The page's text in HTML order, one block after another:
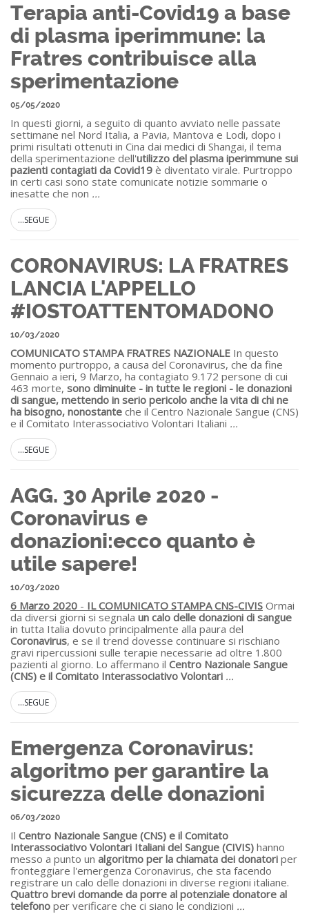
Terapia anti-Covid19 a base
di plasma iperimmune: la
Fratres contribuisce alla
sperimentazione
05/05/2020
In questi giorni, a seguito di quanto avviato nelle passate
settimane nel Nord Italia, a Pavia, Mantova e Lodi, dopo i
primi risultati ottenuti in Cina dai medici di Shangai, il tema
della sperimentazione dell'utilizzo del plasma iperimmune sui
pazienti contagiati da Covid19 è diventato virale. Purtroppo
in certi casi sono state comunicate notizie sommarie o
inesatte che non ...
...SEGUE
CORONAVIRUS: LA FRATRES
LANCIA L'APPELLO
#IOSTOATTENTOMADONO
10/03/2020
COMUNICATO STAMPA FRATRES NAZIONALE In questo
momento purtroppo, a causa del Coronavirus, che da fine
Gennaio a ieri, 9 Marzo, ha contagiato 9.172 persone di cui
463 morte, sono diminuite - in tutte le regioni - le donazioni
di sangue, mettendo in serio pericolo anche la vita di chi ne
ha bisogno, nonostante che il Centro Nazionale Sangue (CNS)
e il Comitato Interassociativo Volontari Italiani ...
...SEGUE
AGG. 30 Aprile 2020 -
Coronavirus e
donazioni:ecco quanto è
utile sapere!
10/03/2020
6 Marzo 2020 - IL COMUNICATO STAMPA CNS-CIVIS Ormai
da diversi giorni si segnala un calo delle donazioni di sangue
in tutta Italia dovuto principalmente alla paura del
Coronavirus, e se il trend dovesse continuare si rischiano
gravi ripercussioni sulle terapie necessarie ad oltre 1.800
pazienti al giorno. Lo affermano il Centro Nazionale Sangue
(CNS) e il Comitato Interassociativo Volontari ...
...SEGUE
Emergenza Coronavirus:
algoritmo per garantire la
sicurezza delle donazioni
06/03/2020
Il Centro Nazionale Sangue (CNS) e il Comitato
Interassociativo Volontari Italiani del Sangue (CIVIS) hanno
messo a punto un algoritmo per la chiamata dei donatori per
fronteggiare l'emergenza Coronavirus, che sta facendo
registrare un calo delle donazioni in diverse regioni italiane.
Quattro brevi domande da porre al potenziale donatore al
telefono per verificare che ci siano le condizioni ...